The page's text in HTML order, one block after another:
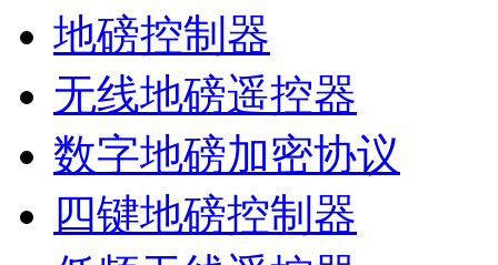
地磅控制器
无线地磅遥控器
数字地磅加密协议
四键地磅控制器